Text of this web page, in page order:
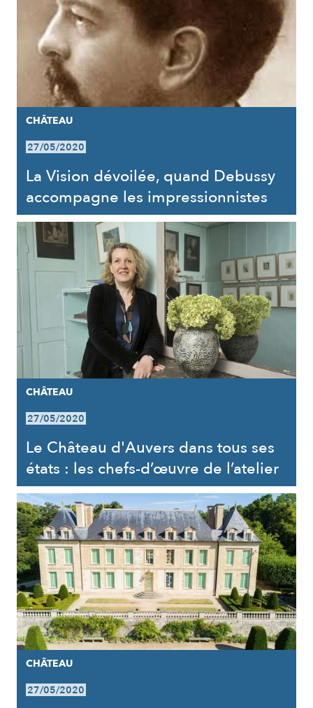
CHÂTEAU
27/05/2020
La Vision dévoilée, quand Debussy
accompagne les impressionnistes
CHÂTEAU
27/05/2020
Le Château d'Auvers dans tous ses
états : les chefs-d’œuvre de l’atelier
CHÂTEAU
27/05/2020